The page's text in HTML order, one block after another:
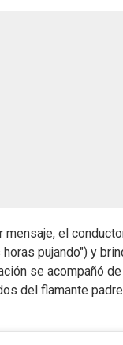
mensaje, el
pujando") y
se acompañó
del flamante